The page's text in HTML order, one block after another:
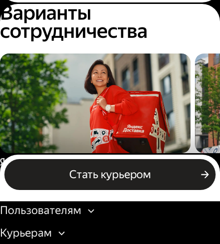
Варианты
сотрудничества
Пеший курьер
Стать курьером
Россия
Бизнесу
Пользователям
Курьерам